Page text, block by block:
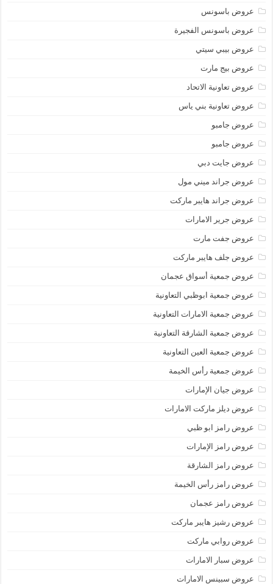
عروض باسونس
عروض باسونس الفجيرة
عروض بيبي سيتي
عروض بيج مارت
عروض تعاونية الاتحاد
عروض تعاونية بني ياس
عروض جامبو
عروض جامبو
عروض جايت دبي
عروض جراند ميني مول
عروض جراند هايبر ماركت
عروض جرير الامارات
عروض جفت مارت
عروض جلف هايبر ماركت
عروض جمعية أسواق عجمان
عروض جمعية ابوظبي التعاونية
عروض جمعية الامارات التعاونية
عروض جمعية الشارقة التعاونية
عروض جمعية العين التعاونية
عروض جمعية رأس الخيمة
عروض جيان الإمارات
عروض ديلز ماركت الامارات
عروض رامز ابو ظبي
عروض رامز الإمارات
عروض رامز الشارقة
عروض رامز رأس الخيمة
عروض رامز عجمان
عروض رشيز هايبر ماركت
عروض روابي ماركت
عروض سبار الامارات
عروض سبينس الامارات